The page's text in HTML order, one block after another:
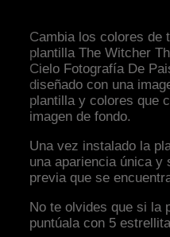
Cambia los colores de
plantilla The Witcher
Cielo Fotografía De
diseñado con una
plantilla y colores que
imagen de fondo.
Una vez instalado la
una apariencia única
previa que se
No te olvides que si la
puntúala con 5